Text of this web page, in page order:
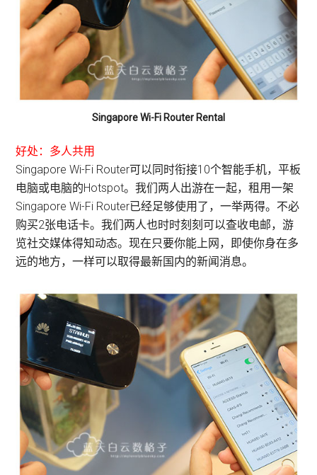
Singapore Wi-Fi Router Rental
好处：多人共用
Singapore Wi-Fi Router可以同时衔接10个智能手机，平板
电脑或电脑的Hotspot。我们两人出游在一起，租用一架
Singapore Wi-Fi Router已经足够使用了，一举两得。不必
购买2张电话卡。我们两人也时时刻刻可以查收电邮，游
览社交媒体得知动态。现在只要你能上网，即使你身在多
远的地方，一样可以取得最新国内的新闻消息。